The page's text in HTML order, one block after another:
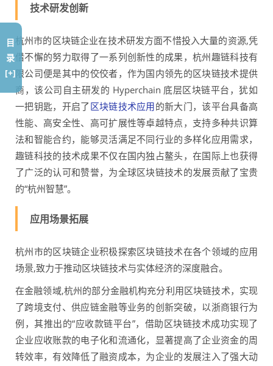
技术研发创新
杭州市的区块链企业在技术研发方面不惜投入大量的资源,凭
借不懈的努力取得了一系列创新性的成果，杭州趣链科技有
限公司便是其中的佼佼者，作为国内领先的区块链技术提供
商，该公司自主研发的 Hyperchain 底层区块链平台，犹如
一把钥匙，开启了 区块链技术应用的新大门，该平台具备高
性能、高安全性、高可扩展性等卓越特点，支持多种共识算
法和智能合约，能够灵活满足不同行业的多样化应用需求，
趣链科技的技术成果不仅在国内独占鳌头，在国际上也获得
了广泛的认可和赞誉，为全球区块链技术的发展贡献了宝贵
的“杭州智慧”。
应用场景拓展
杭州市的区块链企业积极探索区块链技术在各个领域的应用
场景,致力于推动区块链技术与实体经济的深度融合。
在金融领域,杭州的部分金融机构充分利用区块链技术，实现
了跨境支付、供应链金融等业务的创新突破，以浙商银行为
例，其推出的“应收款链平台”，借助区块链技术成功实现了
企业应收账款的电子化和流通化，显著提高了企业资金的周
转效率，有效降低了融资成本，为企业的发展注入了强大动
目
录
[+]